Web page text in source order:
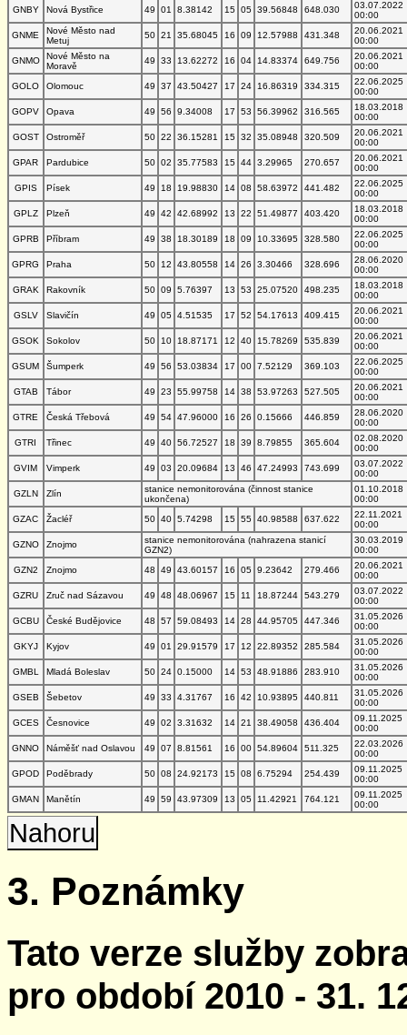
GNBY Nová Bystřice 49 01 8.38142 15 05 39.56848 648.030
03.07.2022
00:00
GNME
Nové Město nad
Metuj
50 21 35.68045 16 09 12.57988 431.348
20.06.2021
00:00
GNMO
Nové Město na
Moravě
49 33 13.62272 16 04 14.83374 649.756
20.06.2021
00:00
GOLO
Olomouc 49 37 43.50427 17 24 16.86319 334.315
22.06.2025
00:00
GOPV
Opava 49 56 9.34008 17 53 56.39962 316.565
18.03.2018
00:00
GOST
Ostroměř 50 22 36.15281 15 32 35.08948 320.509
20.06.2021
00:00
GPAR
Pardubice 50 02 35.77583 15 44 3.29965 270.657
20.06.2021
00:00
GPIS
Písek 49 18 19.98830 14 08 58.63972 441.482
22.06.2025
00:00
GPLZ
Plzeň 49 42 42.68992 13 22 51.49877 403.420
18.03.2018
00:00
GPRB
Příbram 49 38 18.30189 18 09 10.33695 328.580
22.06.2025
00:00
GPRG
Praha 50 12 43.80558 14 26 3.30466 328.696
28.06.2020
00:00
GRAK
Rakovník 50 09 5.76397 13 53 25.07520 498.235
18.03.2018
00:00
GSLV
Slavičín 49 05 4.51535 17 52 54.17613 409.415
20.06.2021
00:00
GSOK
Sokolov 50 10 18.87171 12 40 15.78269 535.839
20.06.2021
00:00
GSUM
Šumperk 49 56 53.03834 17 00 7.52129 369.103
22.06.2025
00:00
GTAB
Tábor 49 23 55.99758 14 38 53.97263 527.505
20.06.2021
00:00
GTRE
Česká Třebová 49 54 47.96000 16 26 0.15666 446.859
28.06.2020
00:00
GTRI
Třinec 49 40 56.72527 18 39 8.79855 365.604
02.08.2020
00:00
GVIM
Vimperk 49 03 20.09684 13 46 47.24993 743.699
03.07.2022
00:00
GZLN
Zlín
stanice nemonitorována (činnost stanice
ukončena)
01.10.2018
00:00
GZAC
Žacléř 50 40 5.74298 15 55 40.98588 637.622
22.11.2021
00:00
GZNO
Znojmo
stanice nemonitorována (nahrazena stanicí
GZN2)
30.03.2019
00:00
GZN2
Znojmo 48 49 43.60157 16 05 9.23642 279.466
20.06.2021
00:00
GZRU
Zruč nad Sázavou 49 48 48.06967 15 11 18.87244 543.279
03.07.2022
00:00
GCBU
České Budějovice 48 57 59.08493 14 28 44.95705 447.346
31.05.2026
00:00
GKYJ
Kyjov 49 01 29.91579 17 12 22.89352 285.584
31.05.2026
00:00
GMBL
Mladá Boleslav 50 24 0.15000 14 53 48.91886 283.910
31.05.2026
00:00
GSEB
Šebetov 49 33 4.31767 16 42 10.93895 440.811
31.05.2026
00:00
GCES
Česnovice 49 02 3.31632 14 21 38.49058 436.404
09.11.2025
00:00
GNNO
Náměšť nad Oslavou 49 07 8.81561 16 00 54.89604 511.325
22.03.2026
00:00
GPOD
Poděbrady 50 08 24.92173 15 08 6.75294 254.439
09.11.2025
00:00
GMAN
Manětín 49 59 43.97309 13 05 11.42921 764.121
09.11.2025
00:00
Nahoru
3. Poznámky
Tato verze služby
pro období 2010 - 31.